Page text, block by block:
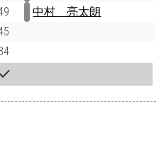
中村 亮太朗